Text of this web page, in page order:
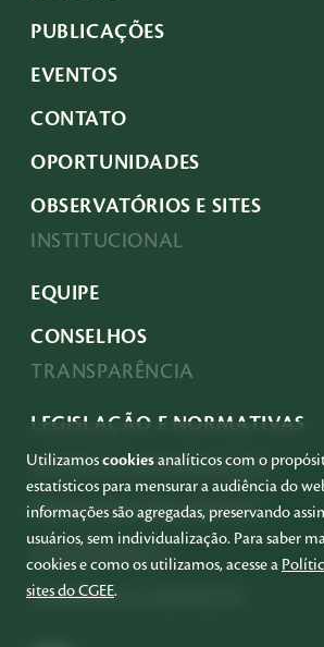
PUBLICAÇÕES
EVENTOS
CONTATO
OPORTUNIDADES
OBSERVATÓRIOS E SITES
INSTITUCIONAL
EQUIPE
CONSELHOS
TRANSPARÊNCIA
LEGISLAÇÃO E NORMATIVAS
ACESSO À INFORMAÇÃO
PRESTAÇÃO DE CONTAS
GOVERNANÇA
COMPRAS E SERVIÇOS
Utilizamoscookiesanalíticos com o
estatísticos para mensurar a audiência do
informações são agregadas, preservando
usuários, sem individualização. Para saber
cookies e como os utilizamos, acesse a
sites do CGEE.